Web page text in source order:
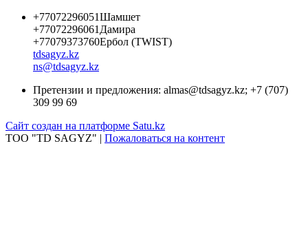
+77072296051Шамшет
+77072296061 Дамира
+77079373760Ербол (TWIST)
tdsagyz.kz
ns@tdsagyz.kz
Претензии и предложения: almas@tdsagyz.kz; +7 (707)
309 99 69
Сайт создан на платформе Satu.kz
ТОО "TD SAGYZ" | Пожаловаться на контент